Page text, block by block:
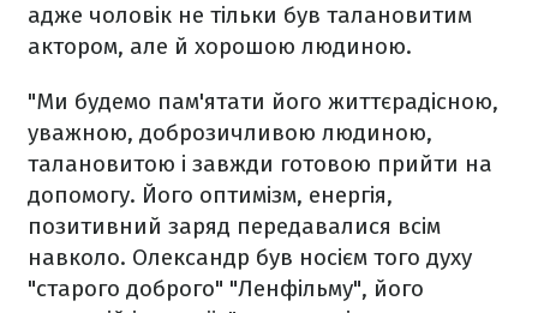
адже чоловік не тільки був талановитим
актором, але й хорошою людиною.
"Ми будемо пам'ятати його життєрадісною,
уважною, доброзичливою людиною,
талановитою і завжди готовою прийти на
допомогу. Його оптимізм, енергія,
позитивний заряд передавалися всім
навколо. Олександр був носієм того духу
"старого доброго" "Ленфільму", його